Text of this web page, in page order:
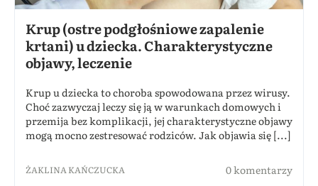
Krup (ostre podgłośniowe zapalenie
krtani) u dziecka. Charakterystyczne
objawy, leczenie
Krup u dziecka to choroba spowodowana przez wirusy.
Choć zazwyczaj leczy się ją w warunkach domowych i
przemija bez komplikacji, jej charakterystyczne objawy
mogą mocno zestresować rodziców. Jak objawia się [...]
ŻAKLINA KAŃCZUCKA 0 komentarzy